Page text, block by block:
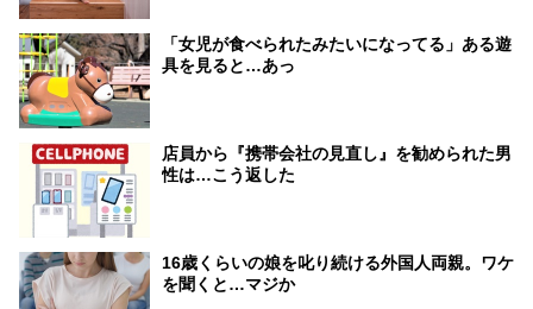
「女児が食べられたみたいになってる」ある遊
具を見ると…あっ
店員から『携帯会社の見直し』を勧められた男
性は…こう返した
16歳くらいの娘を叱り続ける外国人両親。ワケ
を聞くと…マジか